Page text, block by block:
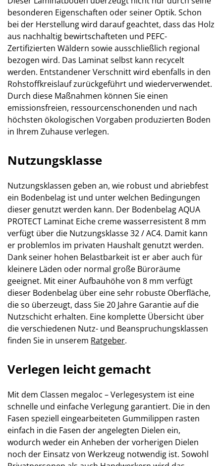
besonderen Eigenschaften oder seiner Optik. Schon
bei der Herstellung wird darauf geachtet, dass das Holz
aus nachhaltig bewirtschafteten und PEFC-
Zertifizierten Wäldern sowie ausschließlich regional
bezogen wird. Das Laminat selbst kann recycelt
werden. Entstandener Verschnitt wird ebenfalls in den
Rohstoffkreislauf zurückgeführt und wiederverwendet.
Durch diese Maßnahmen können Sie einen
emissionsfreien, ressourcenschonenden und nach
höchsten ökologischen Vorgaben produzierten Boden
in Ihrem Zuhause verlegen.
Nutzungsklasse
Nutzungsklassen geben an, wie robust und abriebfest
ein Bodenbelag ist und unter welchen Bedingungen
dieser genutzt werden kann. Der Bodenbelag AQUA
PROTECT Laminat Eiche creme wasserresistent 8 mm
verfügt über die Nutzungsklasse 32 / AC4. Damit kann
er problemlos im privaten Haushalt genutzt werden.
Dank seiner hohen Belastbarkeit ist er aber auch für
kleinere Läden oder normal große Büroräume
geeignet. Mit einer Aufbauhöhe von 8 mm verfügt
dieser Bodenbelag über eine sehr robuste Oberfläche,
die so überzeugt, dass Sie 20 Jahre Garantie auf die
Nutzschicht erhalten. Eine komplette Übersicht über
die verschiedenen Nutz- und Beanspruchungsklassen
finden Sie in unserem Ratgeber.
Verlegen leicht gemacht
Mit dem Classen megaloc – Verlegesystem ist eine
schnelle und einfache Verlegung garantiert. Die in den
Fasen speziell eingearbeiteten Gummilippen rasten
einfach in die Fasen der angelegten Dielen ein,
wodurch weder ein Anheben der vorherigen Dielen
noch der Einsatz von Werkzeug notwendig ist. Sowohl